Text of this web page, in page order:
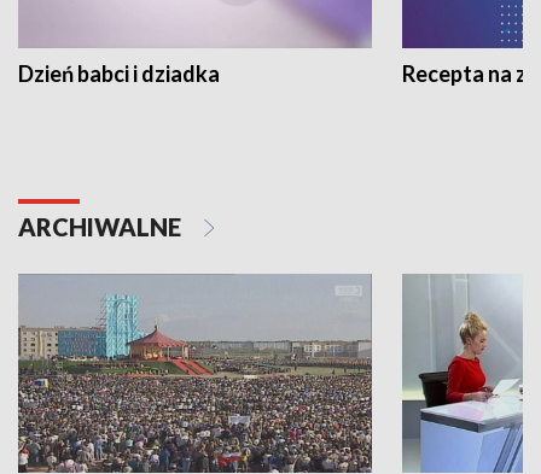
Dzień babci i dziadka Recepta na
ARCHIWALNE